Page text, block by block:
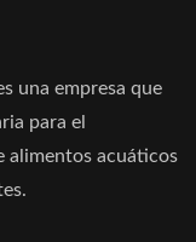
una empresa que
para el
alimentos acuáticos